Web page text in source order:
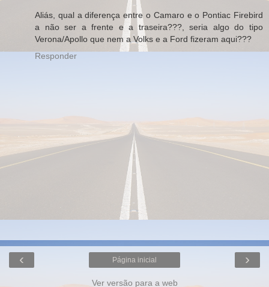
Aliás, qual a diferença entre o Camaro e o Pontiac Firebird
a não ser a frente e a traseira???, seria algo do tipo
Verona/Apollo que nem a Volks e a Ford fizeram aqui???
Responder
‹ ›
Página inicial
Ver versão para a web